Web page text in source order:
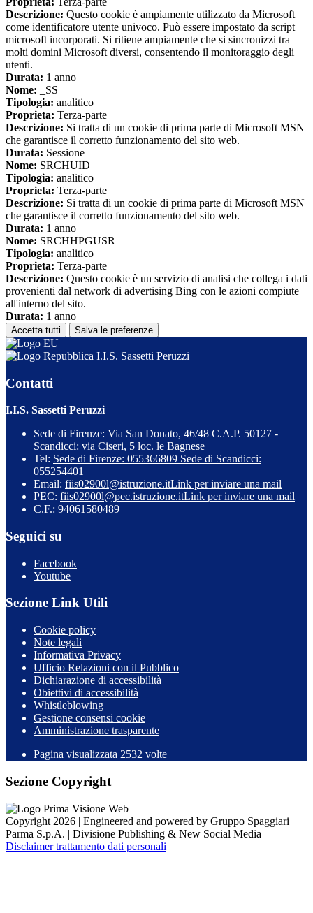
Descrizione: Questo cookie è ampiamente utilizzato da Microsoft
come identificatore utente univoco. Può essere impostato da script
microsoft incorporati. Si ritiene ampiamente che si sincronizzi tra
molti domini Microsoft diversi, consentendo il monitoraggio degli
utenti.
Durata: 1 anno
Nome: _SS
Tipologia: analitico
Proprieta: Terza-parte
Descrizione: Si tratta di un cookie di prima parte di Microsoft MSN
che garantisce il corretto funzionamento del sito web.
Durata: Sessione
Nome: SRCHUID
Tipologia: analitico
Proprieta: Terza-parte
Descrizione: Si tratta di un cookie di prima parte di Microsoft MSN
che garantisce il corretto funzionamento del sito web.
Durata: 1 anno
Nome: SRCHHPGUSR
Tipologia: analitico
Proprieta: Terza-parte
Descrizione: Questo cookie è un servizio di analisi che collega i dati
provenienti dal network di advertising Bing con le azioni compiute
all'interno del sito.
Durata: 1 anno
Accetta tutti Salva le preferenze
I.I.S. Sassetti Peruzzi
Contatti
I.I.S. Sassetti Peruzzi
Sede di Firenze: Via San Donato, 46/48 C.A.P. 50127 -
Scandicci: via Ciseri, 5 loc. le Bagnese
Tel: Sede di Firenze: 055366809 Sede di Scandicci:
055254401
Email: fiis02900l@istruzione.itLink per inviare una mail
PEC: fiis02900l@pec.istruzione.itLink per inviare una mail
C.F.: 94061580489
Seguici su
Facebook
Youtube
Sezione Link Utili
Cookie policy
Note legali
Informativa Privacy
Ufficio Relazioni con il Pubblico
Dichiarazione di accessibilità
Obiettivi di accessibilità
Whistleblowing
Gestione consensi cookie
Amministrazione trasparente
Pagina visualizzata 2532 volte
Sezione Copyright
Copyright 2026 | Engineered and powered by Gruppo Spaggiari
Parma S.p.A. | Divisione Publishing & New Social Media
Disclaimer trattamento dati personali